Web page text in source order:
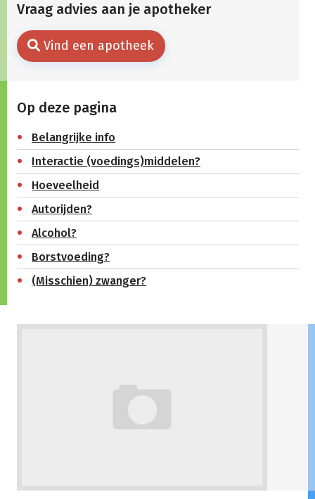
Vraag advies aan je apotheker
Vind een apotheek
Op deze pagina
Belangrijke info
Interactie (voedings)middelen?
Hoeveelheid
Autorijden?
Alcohol?
Borstvoeding?
(Misschien) zwanger?